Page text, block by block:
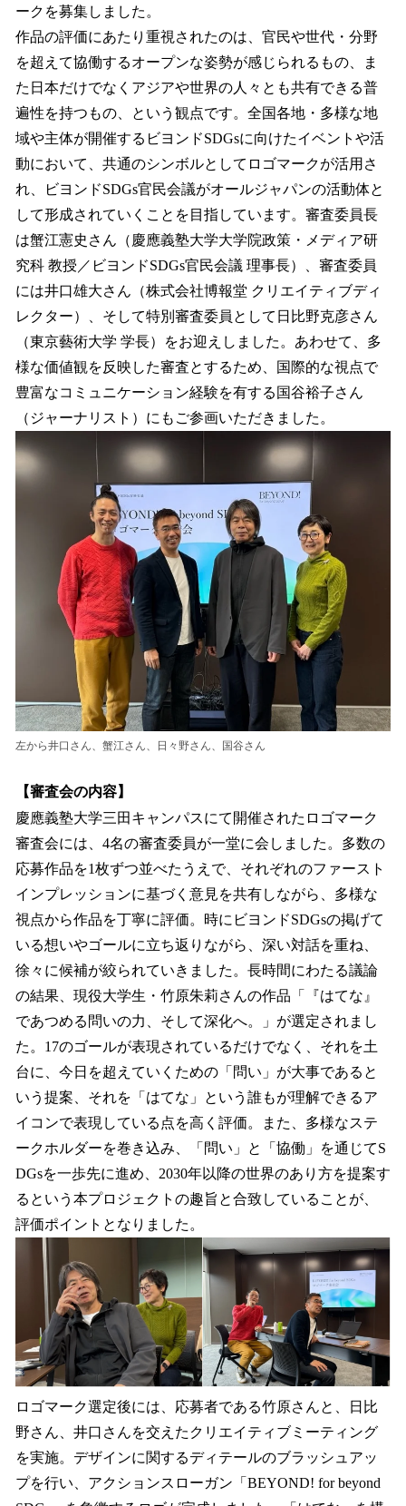
ークを募集しました。
作品の評価にあたり重視されたのは、官民や世代・分野
を超えて協働するオープンな姿勢が感じられるもの、ま
た日本だけでなくアジアや世界の人々とも共有できる普
遍性を持つもの、という観点です。全国各地・多様な地
域や主体が開催するビヨンドSDGsに向けたイベントや活
動において、共通のシンボルとしてロゴマークが活用さ
れ、ビヨンドSDGs官民会議がオールジャパンの活動体と
して形成されていくことを目指しています。審査委員長
は蟹江憲史さん（慶應義塾大学大学院政策・メディア研
究科 教授／ビヨンドSDGs官民会議 理事長）、審査委員
には井口雄大さん（株式会社博報堂 クリエイティブディ
レクター）、そして特別審査委員として日比野克彦さん
（東京藝術大学 学長）をお迎えしました。あわせて、多
様な価値観を反映した審査とするため、国際的な視点で
豊富なコミュニケーション経験を有する国谷裕子さん
（ジャーナリスト）にもご参画いただきました。
左から井口さん、蟹江さん、日々野さん、国谷さん
【審査会の内容】
慶應義塾大学三田キャンパスにて開催されたロゴマーク
審査会には、4名の審査委員が一堂に会しました。多数の
応募作品を1枚ずつ並べたうえで、それぞれのファースト
インプレッションに基づく意見を共有しながら、多様な
視点から作品を丁寧に評価。時にビヨンドSDGsの掲げて
いる想いやゴールに立ち返りながら、深い対話を重ね、
徐々に候補が絞られていきました。長時間にわたる議論
の結果、現役大学生・竹原朱莉さんの作品「『はてな』
であつめる問いの力、そして深化へ。」が選定されまし
た。17のゴールが表現されているだけでなく、それを土
台に、今日を超えていくための「問い」が大事であると
いう提案、それを「はてな」という誰もが理解できるア
イコンで表現している点を高く評価。また、多様なステ
ークホルダーを巻き込み、「問い」と「協働」を通じてS
DGsを一歩先に進め、2030年以降の世界のあり方を提案す
るという本プロジェクトの趣旨と合致していることが、
評価ポイントとなりました。
ロゴマーク選定後には、応募者である竹原さんと、日比
野さん、井口さんを交えたクリエイティブミーティング
を実施。デザインに関するディテールのブラッシュアッ
プを行い、アクションスローガン「BEYOND! for beyond